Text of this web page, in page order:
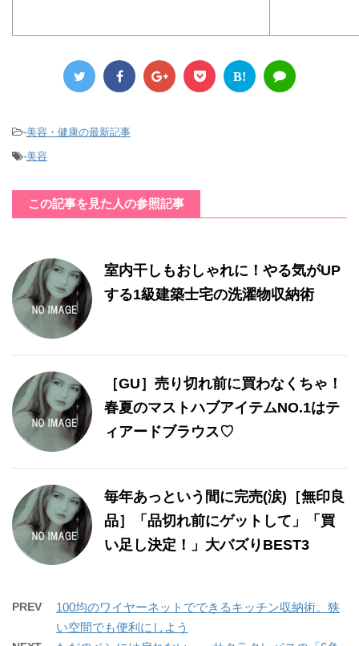
B!
-美容・健康の最新記事
-美容
この記事を見た人の参照記事
室内干しもおしゃれに！やる気がUP
する1級建築士宅の洗濯物収納術
［GU］売り切れ前に買わなくちゃ！
春夏のマストハブアイテムNO.1はテ
ィアードブラウス♡
毎年あっという間に完売(涙)［無印良
品］「品切れ前にゲットして」「買
い足し決定！」大バズりBEST3
PREV
100均のワイヤーネットでできるキッチン収納術。狭
い空間でも便利にしよう